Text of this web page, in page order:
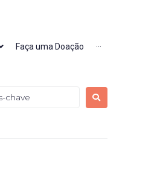
Faça uma Doação ···